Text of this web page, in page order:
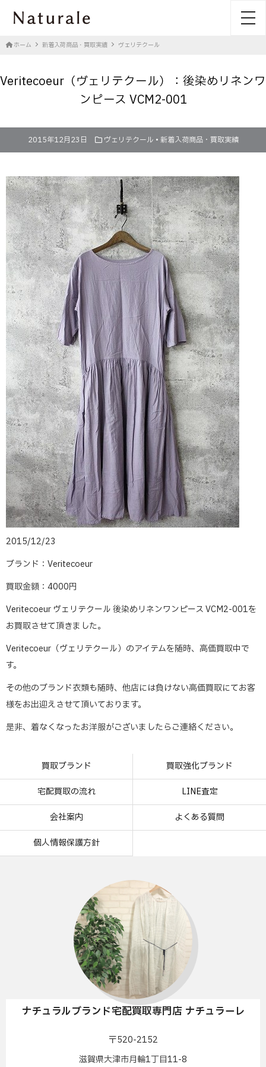
ホーム 新着入荷商品・買取実績 ヴェリテクール
Veritecoeur（ヴェリテクール）：後染めリネンワ
ンピース VCM2-001
2015年12月23日 ヴェリテクール • 新着入荷商品・買取実績
2015/12/23
ブランド：Veritecoeur
買取金額：4000円
Veritecoeur ヴェリテクール 後染めリネンワンピース VCM2-001を
お買取させて頂きました。
Veritecoeur（ヴェリテクール）のアイテムを随時、高価買取中で
す。
その他のブランド衣類も随時、他店には負けない高価買取にてお客
様をお出迎えさせて頂いております。
是非、着なくなったお洋服がございましたらご連絡ください。
買取ブランド 買取強化ブランド
宅配買取の流れ LINE査定
会社案内 よくある質問
個人情報保護方針
ナチュラルブランド宅配買取専門店 ナチュラーレ
〒520-2152
滋賀県大津市月輪1丁目11-8